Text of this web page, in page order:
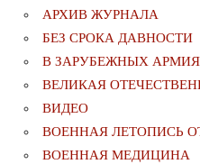
АРХИВ ЖУРНАЛА
БЕЗ СРОКА ДАВНОСТИ
В ЗАРУБЕЖНЫХ
ВЕЛИКАЯ
ВИДЕО
ВОЕННАЯ ЛЕТОПИСЬ
ВОЕННАЯ МЕДИЦИНА